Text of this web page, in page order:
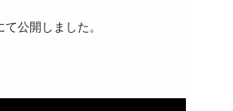
公開しました。